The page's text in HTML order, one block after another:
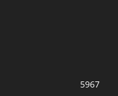
5967